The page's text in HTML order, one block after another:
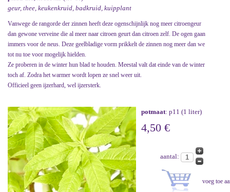
geur, thee, keukenkruid, badkruid, kuipplant
Vanwege de rangorde der zinnen heeft deze ogenschijnlijk nog meer citroengeur
dan gewone verveine die al meer naar citroen geurt dan citroen zelf. De ogen gaan
immers voor de neus. Deze geelbladige vorm prikkelt de zinnen nog meer dan we
tot nu toe voor mogelijk hielden.
Ze proberen in de winter hun blad te houden. Meestal valt dat einde van de winter
toch af. Zodra het warmer wordt lopen ze snel weer uit.
Officieel geen ijzerhard, wel ijzersterk.
potmaat: p11 (1 liter)
4,50 €
aantal: